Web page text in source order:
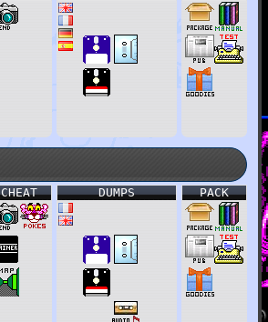
PACK
DUMPS
CHEAT